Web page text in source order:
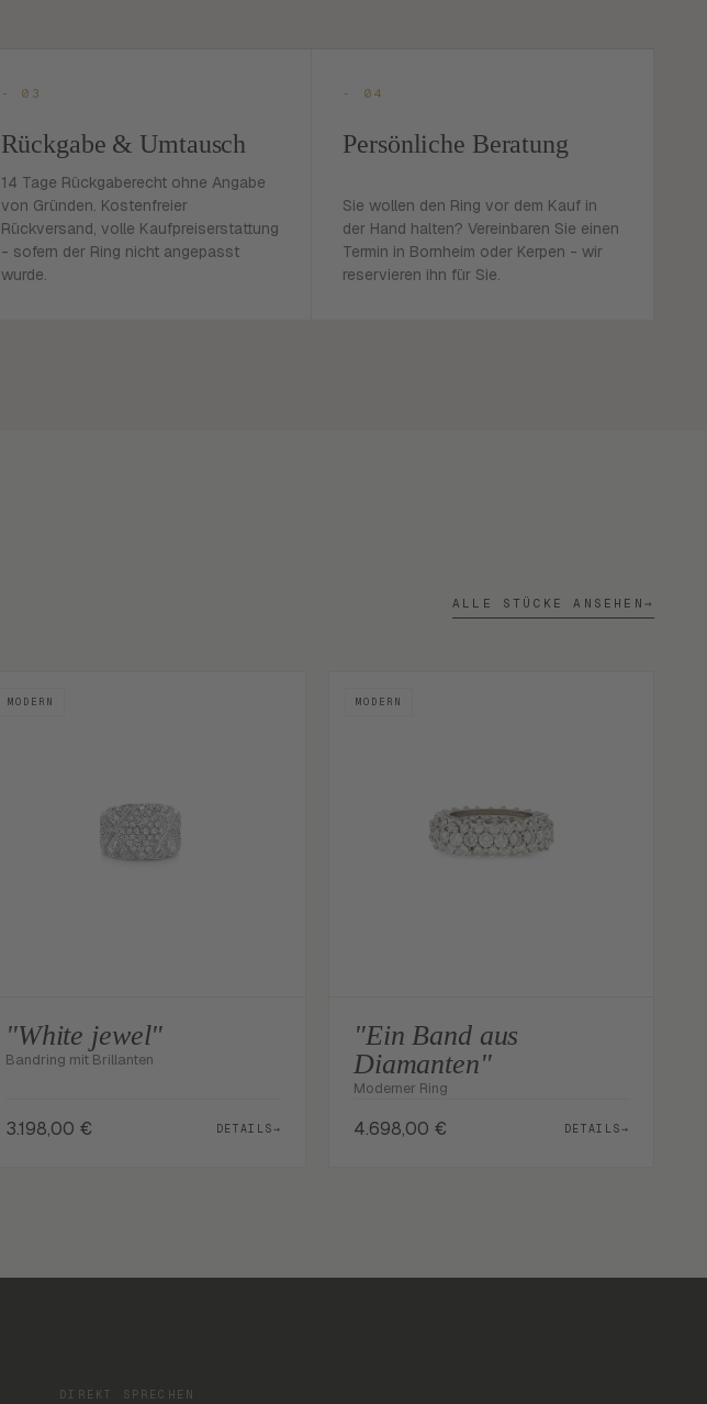
- 03
Rückgabe & Umtausch
14 Tage Rückgaberecht ohne Angabe
von Gründen. Kostenfreier
Rückversand, volle Kaufpreiserstattung
- sofern der Ring nicht angepasst
wurde.
- 04
Persönliche Beratung
Sie wollen den Ring vor dem Kauf in
der Hand halten? Vereinbaren Sie einen
Termin in Bornheim oder Kerpen - wir
reservieren ihn für Sie.
ALLE STÜCKE ANSEHEN →
MODERN
"White jewel"
Bandring mit Brillanten
3.198,00 € DETAILS→
MODERN
"Ein Band aus
Diamanten"
Moderner Ring
4.698,00 € DETAILS→
DIREKT SPRECHEN